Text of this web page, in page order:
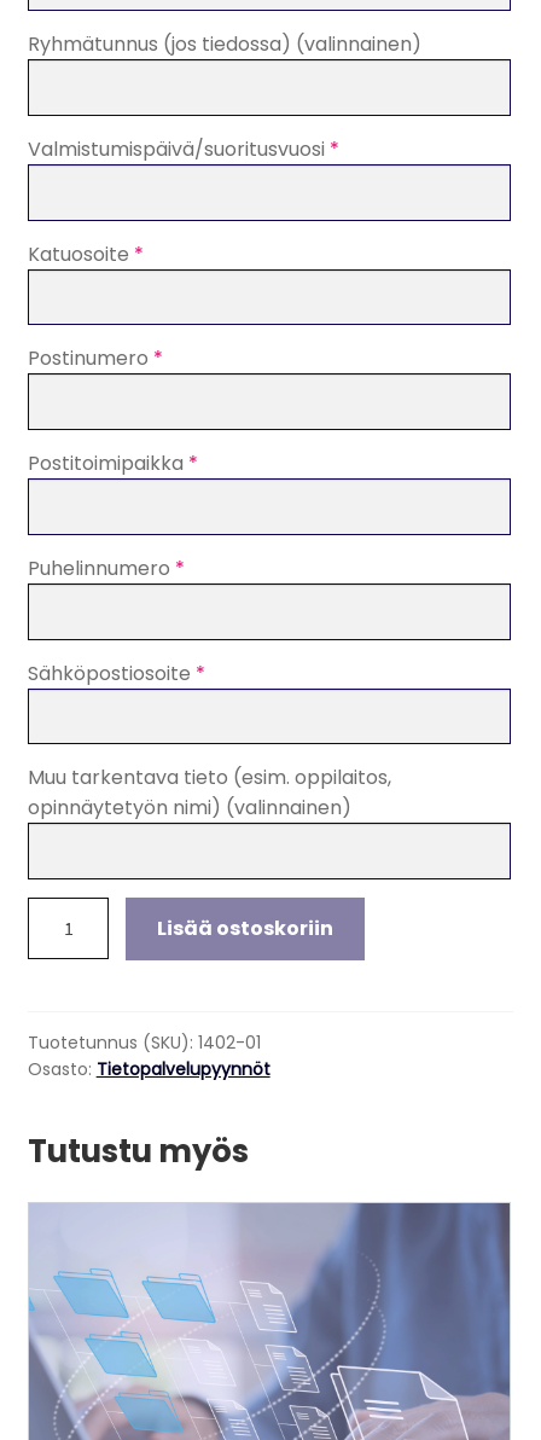
Ryhmätunnus (jos tiedossa) (valinnainen)
Valmistumispäivä/suoritusvuosi *
Katuosoite *
Postinumero *
Postitoimipaikka *
Puhelinnumero *
Sähköpostiosoite *
Muu tarkentava tieto (esim. oppilaitos,
opinnäytetyön nimi) (valinnainen)
määrä
Lisää ostoskoriin
Tuotetunnus (SKU): 1402-01
Osasto: Tietopalvelupyynnöt
Tutustu myös
useampi
muunnelma.
Voit
tehdä
valinnat